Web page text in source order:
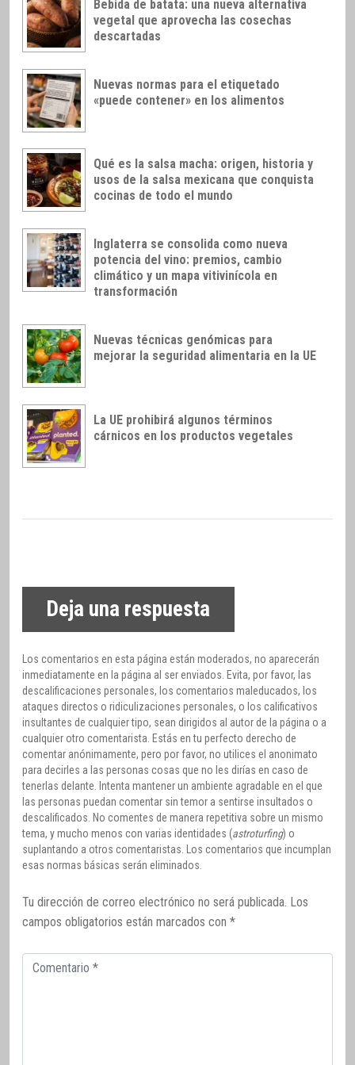
Bebida de batata: una nueva alternativa
vegetal que aprovecha las cosechas
descartadas
Nuevas normas para el etiquetado
«puede contener» en los alimentos
Qué es la salsa macha: origen, historia y
usos de la salsa mexicana que conquista
cocinas de todo el mundo
Inglaterra se consolida como nueva
potencia del vino: premios, cambio
climático y un mapa vitivinícola en
transformación
Nuevas técnicas genómicas para
mejorar la seguridad alimentaria en la UE
La UE prohibirá algunos términos
cárnicos en los productos vegetales
Deja una respuesta
Los comentarios en esta página están moderados, no aparecerán
inmediatamente en la página al ser enviados. Evita, por favor, las
descalificaciones personales, los comentarios maleducados, los
ataques directos o ridiculizaciones personales, o los calificativos
insultantes de cualquier tipo, sean dirigidos al autor de la página o a
cualquier otro comentarista. Estás en tu perfecto derecho de
comentar anónimamente, pero por favor, no utilices el anonimato
para decirles a las personas cosas que no les dirías en caso de
tenerlas delante. Intenta mantener un ambiente agradable en el que
las personas puedan comentar sin temor a sentirse insultados o
descalificados. No comentes de manera repetitiva sobre un mismo
tema, y mucho menos con varias identidades (astroturfing) o
suplantando a otros comentaristas. Los comentarios que incumplan
esas normas básicas serán eliminados.
Tu dirección de correo electrónico no será publicada. Los
campos obligatorios están marcados con *
Comentario